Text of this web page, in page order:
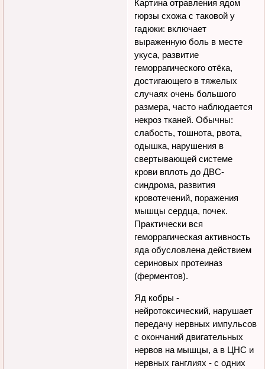
Картина отравления ядом
гюрзы схожа с таковой у
гадюки: включает
выраженную боль в месте
укуса, развитие
геморрагического отёка,
достигающего в тяжелых
случаях очень большого
размера, часто наблюдается
некроз тканей. Обычны:
слабость, тошнота, рвота,
одышка, нарушения в
свертывающей системе
крови вплоть до ДВС-
синдрома, развития
кровотечений, поражения
мышцы сердца, почек.
Практически вся
геморрагическая активность
яда обусловлена действием
сериновых протеиназ
(ферментов).
Яд кобры -
нейротоксический, нарушает
передачу нервных импульсов
с окончаний двигательных
нервов на мышцы, а в ЦНС и
нервных ганглиях - с одних